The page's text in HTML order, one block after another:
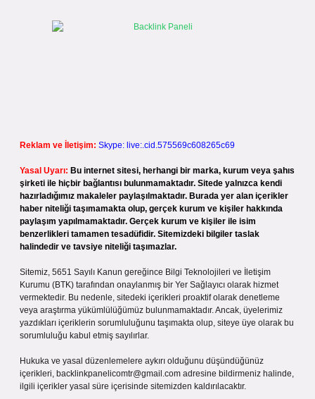
Reklam ve İletişim: Skype: live:.cid.575569c608265c69
Yasal Uyarı: Bu internet sitesi, herhangi bir marka, kurum veya şahıs
şirketi ile hiçbir bağlantısı bulunmamaktadır. Sitede yalnızca kendi
hazırladığımız makaleler paylaşılmaktadır. Burada yer alan içerikler
haber niteliği taşımamakta olup, gerçek kurum ve kişiler hakkında
paylaşım yapılmamaktadır. Gerçek kurum ve kişiler ile isim
benzerlikleri tamamen tesadüfidir. Sitemizdeki bilgiler taslak
halindedir ve tavsiye niteliği taşımazlar.
Sitemiz, 5651 Sayılı Kanun gereğince Bilgi Teknolojileri ve İletişim
Kurumu (BTK) tarafından onaylanmış bir Yer Sağlayıcı olarak hizmet
vermektedir. Bu nedenle, sitedeki içerikleri proaktif olarak denetleme
veya araştırma yükümlülüğümüz bulunmamaktadır. Ancak, üyelerimiz
yazdıkları içeriklerin sorumluluğunu taşımakta olup, siteye üye olarak bu
sorumluluğu kabul etmiş sayılırlar.
Hukuka ve yasal düzenlemelere aykırı olduğunu düşündüğünüz
içerikleri, backlinkpanelicomtr@gmail.com adresine bildirmeniz halinde,
ilgili içerikler yasal süre içerisinde sitemizden kaldırılacaktır.